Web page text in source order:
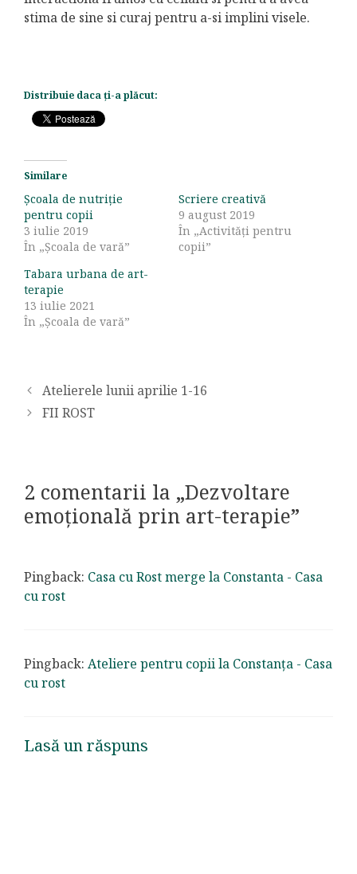
stima de sine si curaj pentru a-si implini visele.
Distribuie daca ți-a plăcut:
Similare
Școala de nutriție
pentru copii
3 iulie 2019
În „Școala de vară”
Scriere creativă
9 august 2019
În „Activități pentru
copii”
Tabara urbana de art-
terapie
13 iulie 2021
În „Școala de vară”
Atelierele lunii aprilie 1-16
FII ROST
2 comentarii la „Dezvoltare
emoțională prin art-terapie”
Pingback: Casa cu Rost merge la Constanta - Casa
cu rost
Pingback: Ateliere pentru copii la Constanța - Casa
cu rost
Lasă un răspuns